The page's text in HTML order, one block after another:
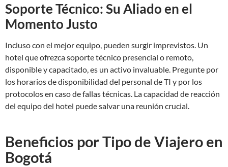
Soporte Técnico: Su Aliado en el
Momento Justo
Incluso con el mejor equipo, pueden surgir imprevistos. Un
hotel que ofrezca soporte técnico presencial o remoto,
disponible y capacitado, es un activo invaluable. Pregunte por
los horarios de disponibilidad del personal de TI y por los
protocolos en caso de fallas técnicas. La capacidad de reacción
del equipo del hotel puede salvar una reunión crucial.
Beneficios por Tipo de Viajero en
Bogotá